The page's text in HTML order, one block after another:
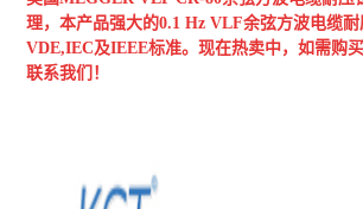
理，本产品强大的0.1 Hz VLF余弦方波电缆
VDE,IEC及IEEE标准。现在热卖中，如需购
联系我们！